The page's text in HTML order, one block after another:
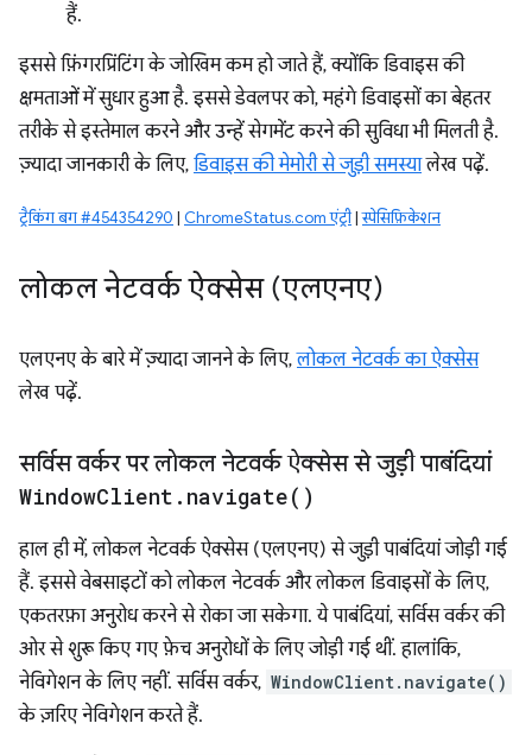
हैं.
इससे फ़िंगरप्रिंटिंग के जोखिम कम हो जाते हैं, क्योंकि डिवाइस की
क्षमताओं में सुधार हुआ है. इससे डेवलपर को, महंगे डिवाइसों का बेहतर
तरीके से इस्तेमाल करने और उन्हें सेगमेंट करने की सुविधा भी मिलती है.
ज़्यादा जानकारी के लिए, डिवाइस की मेमोरी से जुड़ी समस्यालेख पढ़ें.
ट्रैकिंग बग #454354290 | ChromeStatus.com एंट्री|स्पेसिफ़िकेशन
लोकल नेटवर्क ऐक्सेस (एलएनए)
एलएनए के बारे में ज़्यादा जानने के लिए,लोकल नेटवर्क का ऐक्सेस
लेख पढ़ें.
सर्विस वर्कर पर लोकल नेटवर्क ऐक्सेस से जुड़ी पाबंदियां
WindowClient . navigate( )
हाल ही में, लोकल नेटवर्क ऐक्सेस (एलएनए) से जुड़ी पाबंदियां जोड़ी गई
हैं. इससे वेबसाइटों को लोकल नेटवर्क और लोकल डिवाइसों के लिए,
एकतरफ़ा अनुरोध करने से रोका जा सकेगा. ये पाबंदियां, सर्विस वर्कर की
ओर से शुरू किए गए फ़ेच अनुरोधों के लिए जोड़ी गई थीं. हालांकि,
नेविगेशन के लिए नहीं. सर्विस वर्कर, WindowClient.navigate()
के ज़रिए नेविगेशन करते हैं.